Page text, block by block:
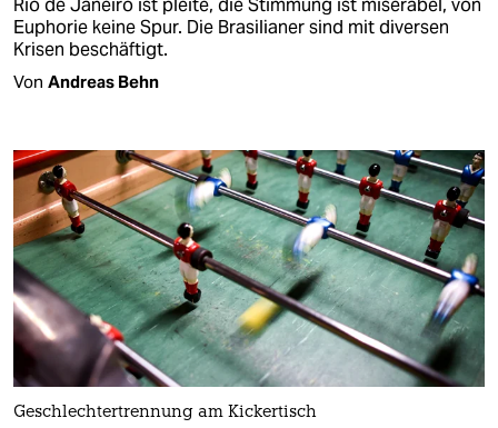
Rio de Janeiro ist pleite, die Stimmung ist miserabel, von
Euphorie keine Spur. Die Brasilianer sind mit diversen
Krisen beschäftigt.
Von Andreas Behn
Geschlechtertrennung am Kickertisch